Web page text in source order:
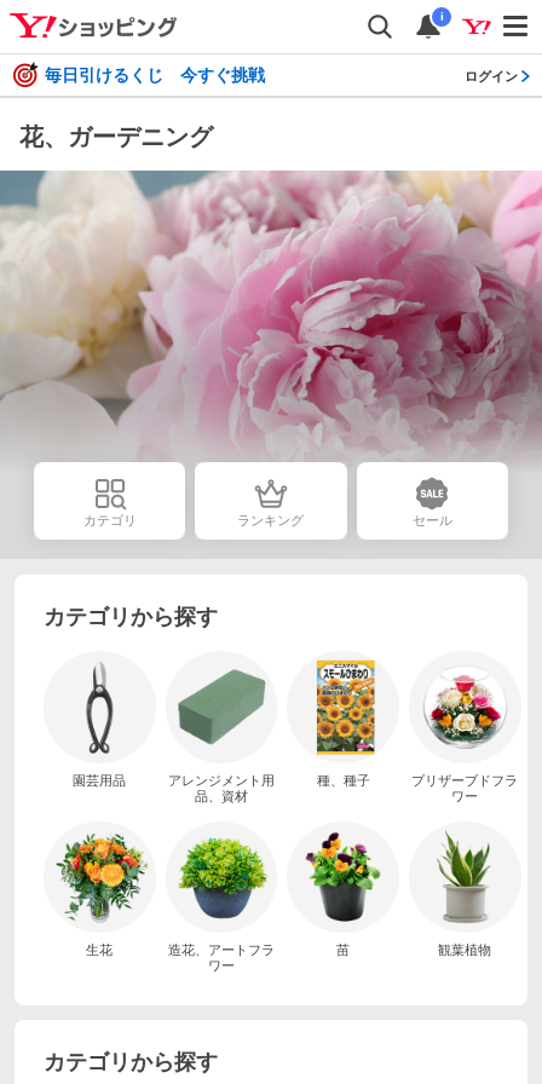
i
毎日引けるくじ 今すぐ挑戦 ログイン
花、ガーデニング
カテゴリ ランキング セール
カテゴリから探す
園芸用品
生花
アレンジメント用
品、資材
造花、アートフラ
ワー
種、種子
苗
プリザーブドフラ
ワー
観葉植物
カテゴリから探す